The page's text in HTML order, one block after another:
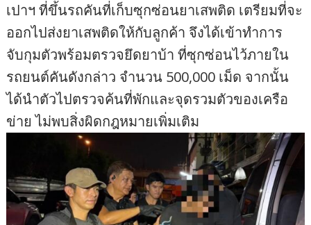
เปาฯ ที่ขึ้นรถคันที่เก็บซุกซ่อนยาเสพติด เตรียมที่จะ
ออกไปส่งยาเสพติดให้กับลูกค้า จึงได้เข้าทำการ
จับกุมตัวพร้อมตรวจยึดยาบ้า ที่ซุกซ่อนไว้ภายใน
รถยนต์คันดังกล่าว จำนวน 500,000 เม็ด จากนั้น
ได้นำตัวไปตรวจค้นที่พักและจุดรวมตัวของเครือ
ข่าย ไม่พบสิ่งผิดกฎหมายเพิ่มเติม